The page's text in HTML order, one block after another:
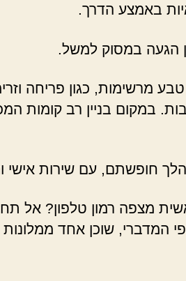
באמצע הדרך.
הגעה במסוק למשל.
מרשימות, כגון פריחה
במקום בניין רב קומות
חופשתם, עם שירות אישי
מצפה רמון טלפון? אל
המדברי, שוכן אחד